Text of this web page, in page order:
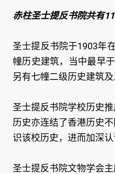
赤柱圣士提反书院共有
圣士提反书院于1903年
幢历史建筑，当中最早
另有七幢二级历史建筑
圣士提反书院学校历史
历史亦连结了香港历史
识该校历史，进而加深认
圣士提反书院文物学会